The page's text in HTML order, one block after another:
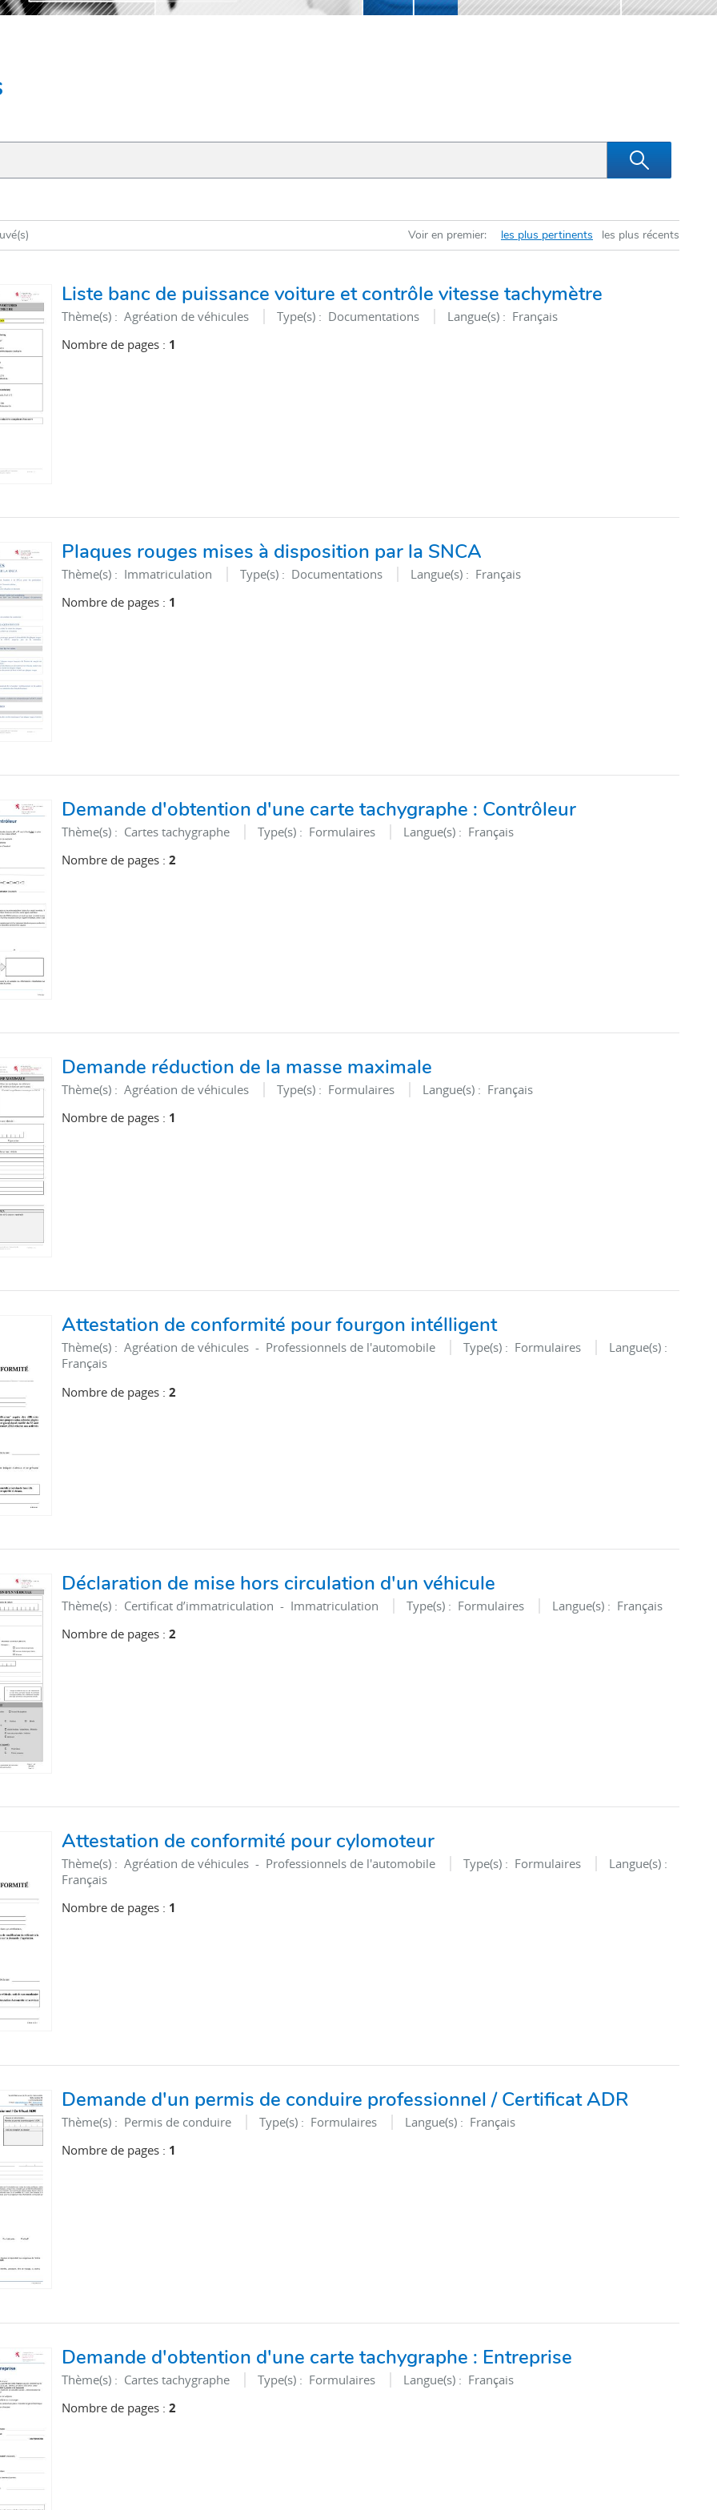
Voir en premier: les plus pertinents les plus récents
Liste banc de puissance voiture et contrôle vitesse tachymètre
Thème(s) : Agréation de véhicules Type(s) : Documentations Langue(s) : Français
Nombre de pages : 1
Plaques rouges mises à disposition par la SNCA
Thème(s) : Immatriculation Type(s) : Documentations Langue(s) : Français
Nombre de pages : 1
Demande d'obtention d'une carte tachygraphe : Contrôleur
Thème(s) : Cartes tachygraphe Type(s) : Formulaires Langue(s) : Français
Nombre de pages : 2
Demande réduction de la masse maximale
Thème(s) : Agréation de véhicules Type(s) : Formulaires Langue(s) : Français
Nombre de pages : 1
Attestation de conformité pour fourgon intélligent
Thème(s) : Agréation de véhicules - Professionnels de l'automobile Type(s) : Formulaires
Langue(s) :
Français
Nombre de pages : 2
Déclaration de mise hors circulation d'un véhicule
Thème(s) : Certificat d’immatriculation - Immatriculation Type(s) : Formulaires Langue(s) : Français
Nombre de pages : 2
Attestation de conformité pour cylomoteur
Thème(s) : Agréation de véhicules - Professionnels de l'automobile Type(s) : Formulaires
Langue(s) :
Français
Nombre de pages : 1
Demande d'un permis de conduire professionnel / Certificat ADR
Thème(s) : ­Permis de conduire Type(s) : Formulaires Langue(s) : Français
Nombre de pages : 1
Demande d'obtention d'une carte tachygraphe : Entreprise
Thème(s) : Cartes tachygraphe Type(s) : Formulaires Langue(s) : Français
Nombre de pages : 2